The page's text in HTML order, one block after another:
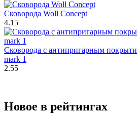
Сковорода Woll Concept
4.15
Сковорода c антипригарным
mark 1
2.55
Новое в рейтингах